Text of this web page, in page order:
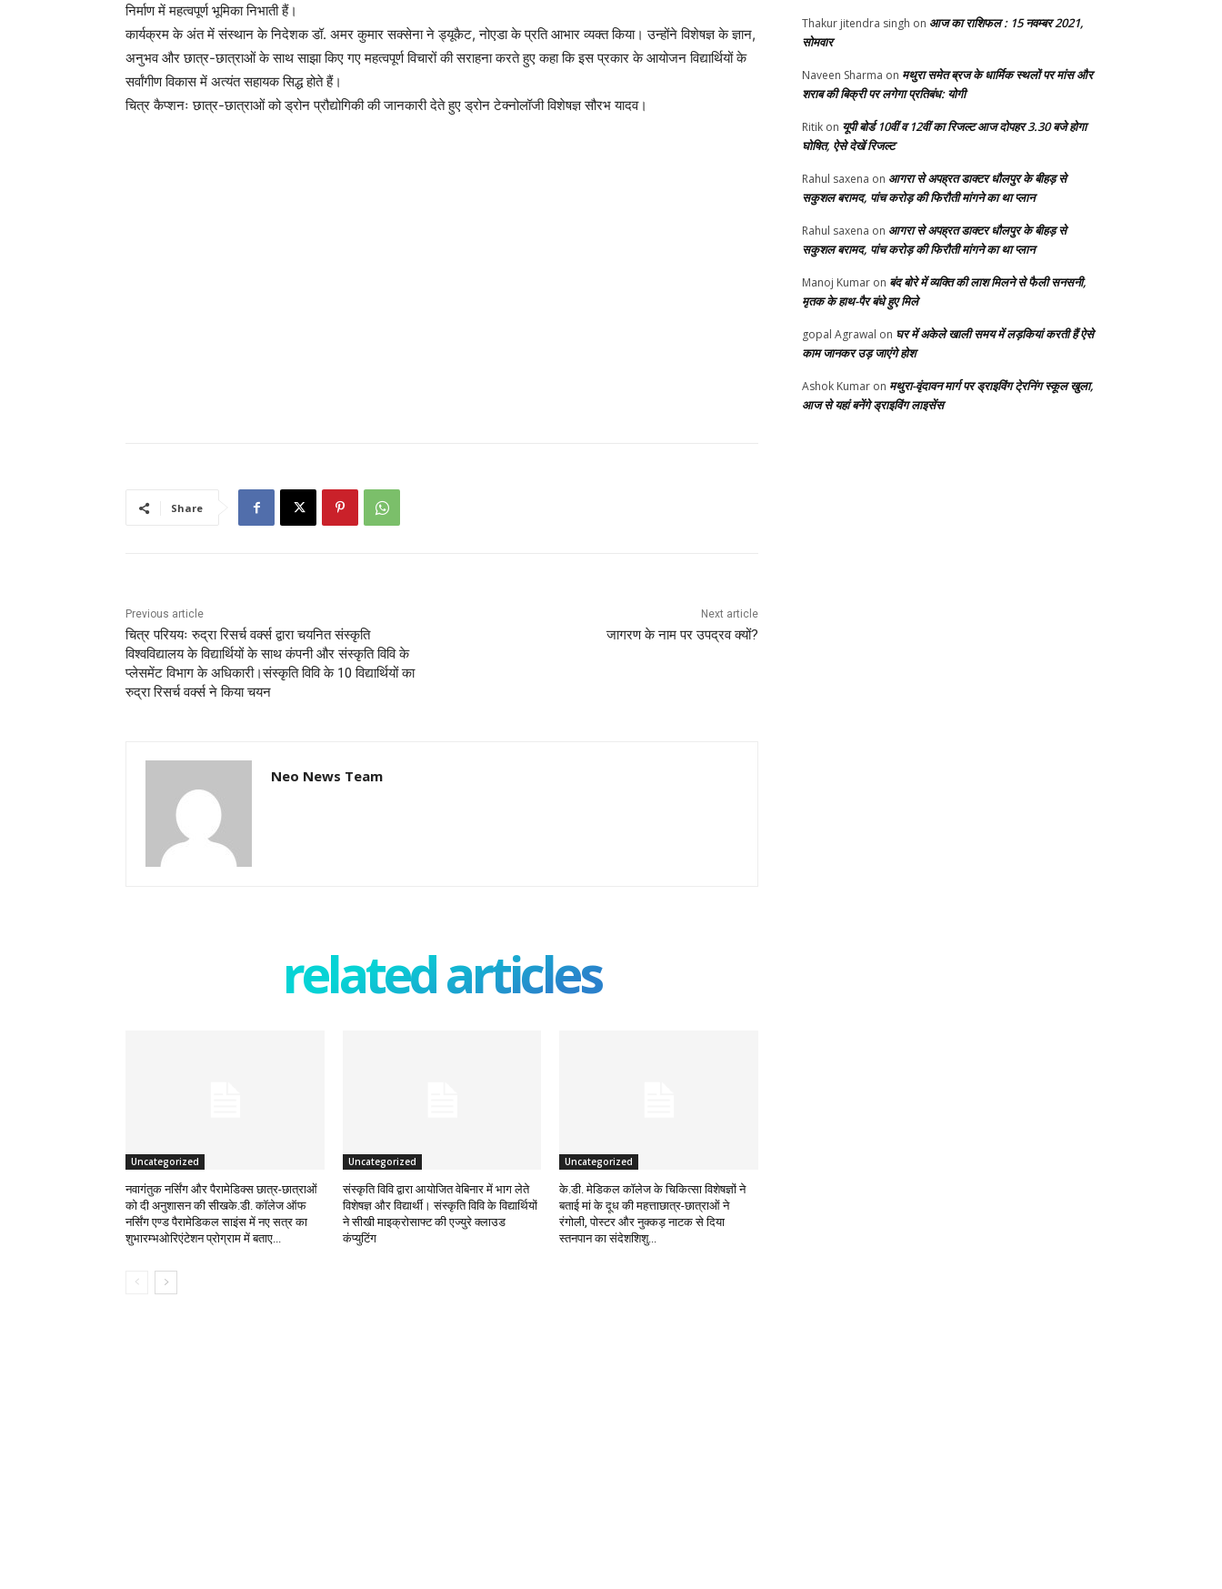
निर्माण में महत्वपूर्ण भूमिका निभाती हैं।
कार्यक्रम के अंत में संस्थान के निदेशक डॉ. अमर कुमार सक्सेना ने ड्यूकैट, नोएडा के प्रति आभार व्यक्त किया। उन्होंने विशेषज्ञ के ज्ञान,
अनुभव और छात्र-छात्राओं के साथ साझा किए गए महत्वपूर्ण विचारों की सराहना करते हुए कहा कि इस प्रकार के आयोजन विद्यार्थियों के
सर्वांगीण विकास में अत्यंत सहायक सिद्ध होते हैं।
चित्र कैप्शनः छात्र-छात्राओं को ड्रोन प्रौद्योगिकी की जानकारी देते हुए ड्रोन टेक्नोलॉजी विशेषज्ञ सौरभ यादव।
Share
Previous article
चित्र परिययः रुद्रा रिसर्च वर्क्स द्वारा चयनित संस्कृति
विश्वविद्यालय के विद्यार्थियों के साथ कंपनी और संस्कृति विवि के
प्लेसमेंट विभाग के अधिकारी।संस्कृति विवि के 10 विद्यार्थियों का
रुद्रा रिसर्च वर्क्स ने किया चयन
Next article
जागरण के नाम पर उपद्रव क्यों?
Neo News Team
related articles
Uncategorized
नवागंतुक नर्सिंग और पैरामेडिक्स छात्र-छात्राओं
को दी अनुशासन की सीखके.डी. कॉलेज ऑफ
नर्सिंग एण्ड पैरामेडिकल साइंस में नए सत्र का
शुभारम्भओरिएंटेशन प्रोग्राम में बताए...
Uncategorized
संस्कृति विवि द्वारा आयोजित वेबिनार में भाग लेते
विशेषज्ञ और विद्यार्थी। संस्कृति विवि के विद्यार्थियों
ने सीखी माइक्रोसाफ्ट की एज्युरे क्लाउड
कंप्युटिंग
Uncategorized
के.डी. मेडिकल कॉलेज के चिकित्सा विशेषज्ञों ने
बताई मां के दूध की महत्ताछात्र-छात्राओं ने
रंगोली, पोस्टर और नुक्कड़ नाटक से दिया
स्तनपान का संदेशशिशु...
Thakur jitendra singh on आज का राशिफल : 15 नवम्बर 2021,
सोमवार
Naveen Sharma on मथुरा समेत ब्रज के धार्मिक स्थलों पर मांस और
शराब की बिक्री पर लगेगा प्रतिबंध: योगी
Ritik on यूपी बोर्ड 10वीं व 12वीं का रिजल्ट आज दोपहर 3.30 बजे होगा
घोषित, ऐसे देखें रिजल्ट
Rahul saxena on आगरा से अपह्रत डाक्टर धौलपुर के बीहड़ से
सकुशल बरामद, पांच करोड़ की फिरौती मांगने का था प्लान
Rahul saxena on आगरा से अपह्रत डाक्टर धौलपुर के बीहड़ से
सकुशल बरामद, पांच करोड़ की फिरौती मांगने का था प्लान
Manoj Kumar on बंद बोरे में व्यक्ति की लाश मिलने से फैली सनसनी,
मृतक के हाथ-पैर बंधे हुए मिले
gopal Agrawal on घर में अकेले खाली समय में लड़कियां करती हैं ऐसे
काम जानकर उड़ जाएंगे होश
Ashok Kumar on मथुरा-वृंदावन मार्ग पर ड्राइविंग टे्रनिंग स्कूल खुला,
आज से यहां बनेंगे ड्राइविंग लाइसेंस